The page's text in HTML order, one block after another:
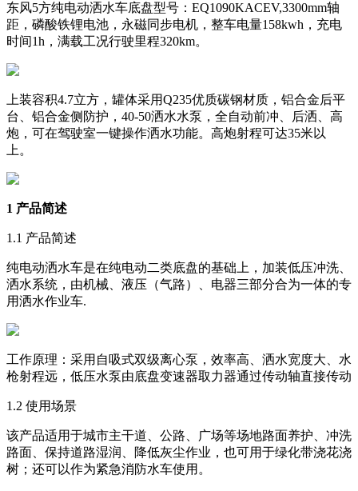
东风5方纯电动洒水车底盘型号：EQ1090KACEV,3300mm轴
距，磷酸铁锂电池，永磁同步电机，整车电量158kwh，充电
时间1h，满载工况行驶里程320km。
上装容积4.7立方，罐体采用Q235优质碳钢材质，铝合金后平
台、铝合金侧防护，40-50洒水水泵，全自动前冲、后洒、高
炮，可在驾驶室一键操作洒水功能。高炮射程可达35米以
上。
1 产品简述
1.1 产品简述
纯电动洒水车是在纯电动二类底盘的基础上，加装低压冲洗、
洒水系统，由机械、液压（气路）、电器三部分合为一体的专
用洒水作业车.
工作原理：采用自吸式双级离心泵，效率高、洒水宽度大、水
枪射程远，低压水泵由底盘变速器取力器通过传动轴直接传动
1.2 使用场景
该产品适用于城市主干道、公路、广场等场地路面养护、冲洗
路面、保持道路湿润、降低灰尘作业，也可用于绿化带浇花浇
树；还可以作为紧急消防水车使用。